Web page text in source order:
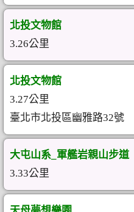
北投文物館
3.26公里
北投文物館
3.27公里
臺北市北投區幽雅路32號
大屯山系_軍艦岩親山步道
3.33公里